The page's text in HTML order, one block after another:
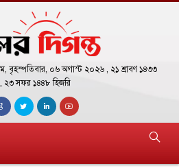
, বৃহস্পতিবার, ০৬ অগাস্ট ২০২৬ , ২১ শ্রাবণ ১৪৩৩
, ২৩ সফর ১৪৪৮ হিজরি